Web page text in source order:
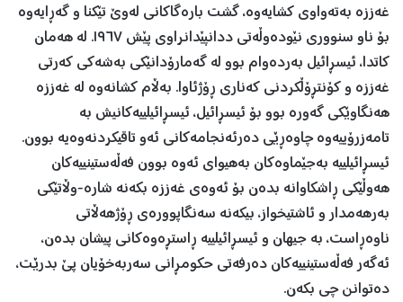
غەززە بەتەواوی کشایەوە، گشت بارەگاکانی لەوێ تێکنا و گەڕایەوە
بۆ ناو سنووری نێودەوڵەتی ددانپێدانراوی پێش ١٩٦٧. لە هەمان
کاتدا، ئیسڕائیل بەردەوام بوو لە گەمارۆدانێکی بەشەکی کەرتی
غەززە و کۆنتڕۆڵکردنی کەناری ڕۆژئاوا. بەڵام کشانەوە لە غەززە
هەنگاوێکی گەورە بوو بۆ ئیسڕائیل، ئیسڕائیلییەکانیش بە
تامەزرۆییەوە چاوەڕێی دەرئەنجامەکانی ئەو تاقیکردنەوەیە بوون.
ئیسڕائیلییە بەجێماوەکان بەهیوای ئەوە بوون فەڵەستینییەکان
هەوڵێکی ڕاشکاوانە بدەن بۆ ئەوەی غەززە بکەنە شارە-وڵاتێکی
بەرهەمدار و ئاشتیخواز، بیکەنە سەنگاپوورەی ڕۆژهەڵاتی
ناوەڕاست، بە جیهان و ئیسڕائیلییە ڕاستڕەوەکانی پیشان بدەن،
ئەگەر فەڵەستینییەکان دەرفەتی حکومڕانی سەربەخۆیان پێ بدرێت،
دەتوانن چی بکەن.